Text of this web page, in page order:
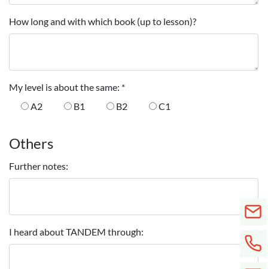
How long and with which book (up to lesson)?
My level is about the same: *
A2
B1 B2 C1
Others
Further notes:
I heard about TANDEM through: